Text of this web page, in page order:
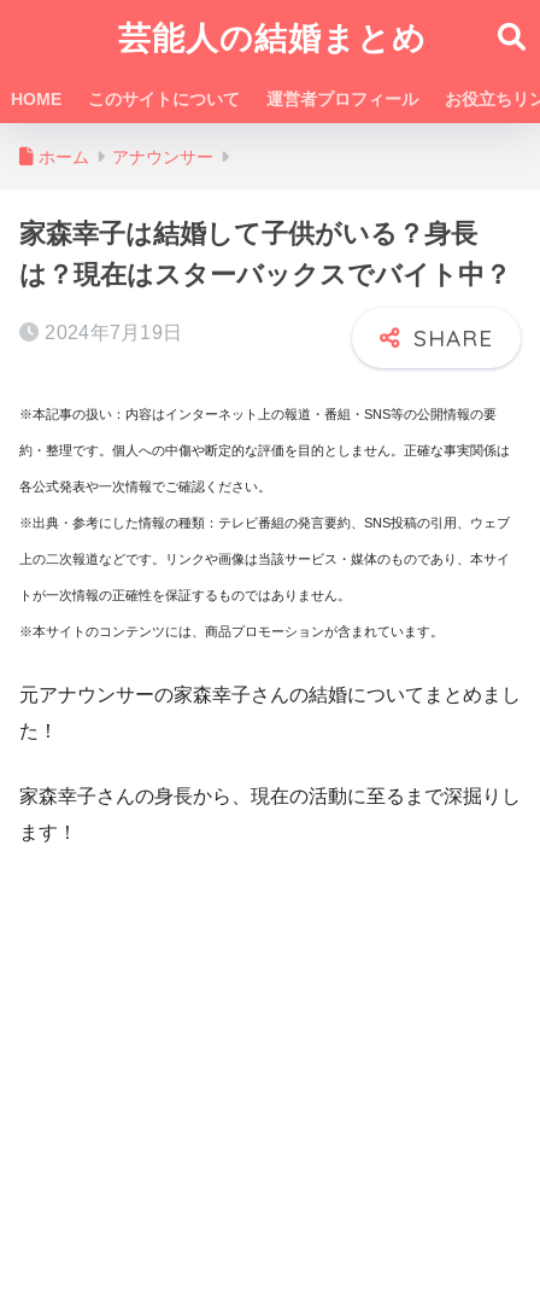
芸能人の結婚まとめ
HOME このサイトについて 運営者プロフィール お役立ちリ
ホーム アナウンサー
家森幸子は結婚して子供がいる？身長
は？現在はスターバックスでバイト中？
2024年7月19日
※本記事の扱い：内容はインターネット上の報道・番組・SNS等の公開情報の要
約・整理です。個人への中傷や断定的な評価を目的としません。正確な事実関係は
各公式発表や一次情報でご確認ください。
※出典・参考にした情報の種類：テレビ番組の発言要約、SNS投稿の引用、ウェブ
上の二次報道などです。リンクや画像は当該サービス・媒体のものであり、本サイ
トが一次情報の正確性を保証するものではありません。
※本サイトのコンテンツには、商品プロモーションが含まれています。
元アナウンサーの家森幸子さんの結婚についてまとめまし
た！
家森幸子さんの身長から、現在の活動に至るまで深掘りし
ます！